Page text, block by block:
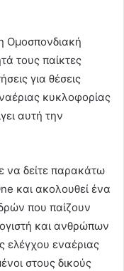
Ομοσπονδιακή
τους παίκτες
για θέσεις
κυκλοφορίας
αυτή την
να δείτε παρακάτω
και ακολουθεί ένα
που παίζουν
και ανθρώπων
ελέγχου εναέριας
στους δικούς